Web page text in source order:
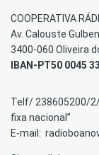
COOPERATIVA
Av. Calouste
3400-060 Oliveira
IBAN-PT50 0045
Telf/ 238605200/
fixa nacional”
E-mail: